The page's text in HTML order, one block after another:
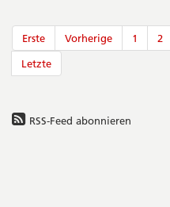
Erste Vorherige 1 2
Letzte
RSS-Feed abonnieren